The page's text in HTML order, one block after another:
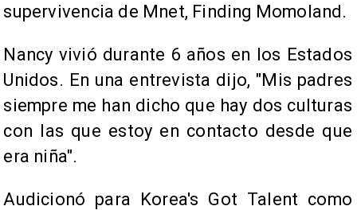
supervivencia de Mnet, Finding Momoland.
Nancy vivió durante 6 años en los Estados
Unidos. En una entrevista dijo, "Mis padres
siempre me han dicho que hay dos culturas
con las que estoy en contacto desde que
era niña".
Audicionó para Korea's Got Talent como